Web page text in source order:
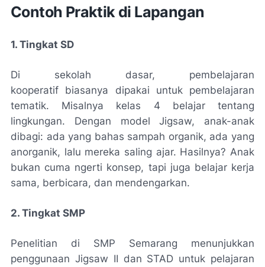
Contoh Praktik di Lapangan
1. Tingkat SD
Di sekolah dasar, pembelajaran
kooperatif biasanya dipakai untuk pembelajaran
tematik. Misalnya kelas 4 belajar tentang
lingkungan. Dengan model Jigsaw, anak-anak
dibagi: ada yang bahas sampah organik, ada yang
anorganik, lalu mereka saling ajar. Hasilnya? Anak
bukan cuma ngerti konsep, tapi juga belajar kerja
sama, berbicara, dan mendengarkan.
2. Tingkat SMP
Penelitian di SMP Semarang menunjukkan
penggunaan Jigsaw II dan STAD untuk pelajaran